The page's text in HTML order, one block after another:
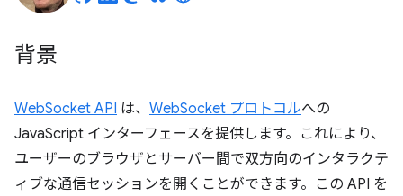
背景
WebSocket API は、 WebSocket プロトコルへの
JavaScript インターフェースを提供します。これにより、
ユーザーのブラウザとサーバー間で双方向のインタラクテ
ィブな通信セッションを開くことができます。この API を